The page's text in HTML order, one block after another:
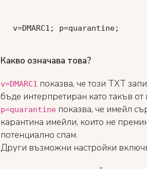
v=DMARC1 ; p=quarantine;
Какво означава това?
v=DMARC1 показва, че този TXT
бъде интерпретиран като такъв
p=quarantine показва, че имейл
карантина имейли, които не
потенциално спам.
Други възможни настройки